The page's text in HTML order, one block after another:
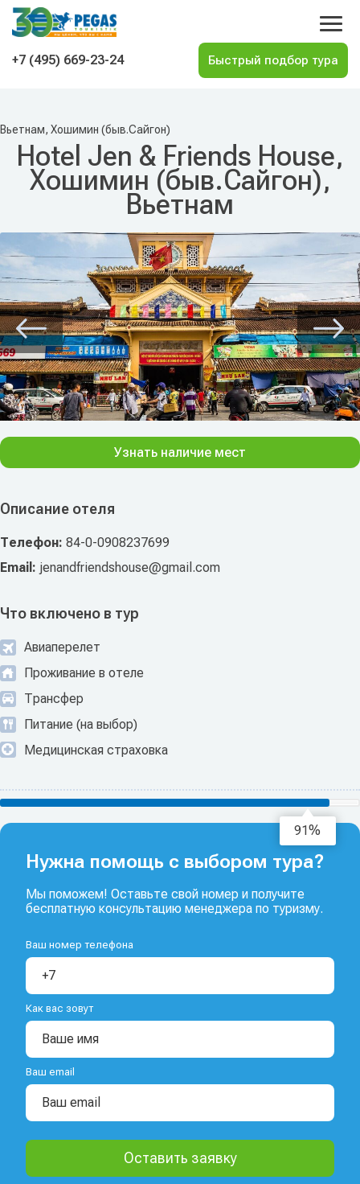
На главную
+7 (495) 669-23-24
Вьетнам, Хошимин (быв.Сайгон)
Hotel Jen & Friends House,
Хошимин (быв.Сайгон),
Вьетнам
Описание отеля
Телефон: 84-0-0908237699
Email: jenandfriendshouse@gmail.com
Что включено в тур
Авиаперелет
Проживание в отеле
Трансфер
Питание (на выбор)
Медицинская страховка
Узнать наличие мест
93%
Нужна помощь с выбором тура?
Мы поможем! Оставьте свой номер и получите
бесплатную консультацию менеджера по туризму.
Ваш номер телефона
Как вас зовут
Ваш email